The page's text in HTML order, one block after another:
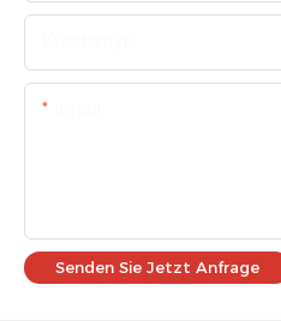
Senden Sie Jetzt Anfrage